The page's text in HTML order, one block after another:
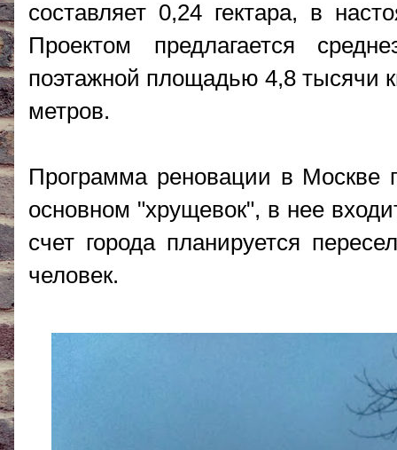
составляет 0,24 гектара, в
Проектом предлагается
поэтажной площадью 4,8 тысячи
метров.
Программа реновации в Москве
основном "хрущевок", в нее
счет города планируется
человек.